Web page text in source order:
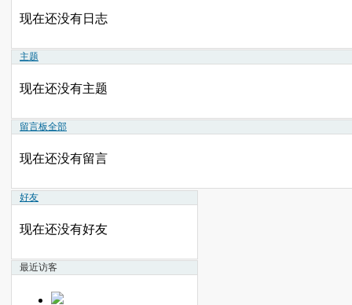
现在还没有日志
主题
现在还没有主题
留言板全部
现在还没有留言
好友
现在还没有好友
最近访客